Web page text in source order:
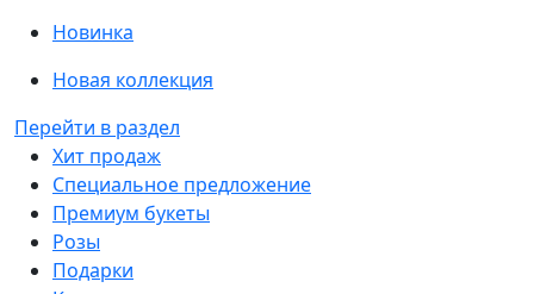
Новинка
Новая коллекция
Перейти в раздел
Хит продаж
Специальное предложение
Премиум букеты
Розы
Подарки